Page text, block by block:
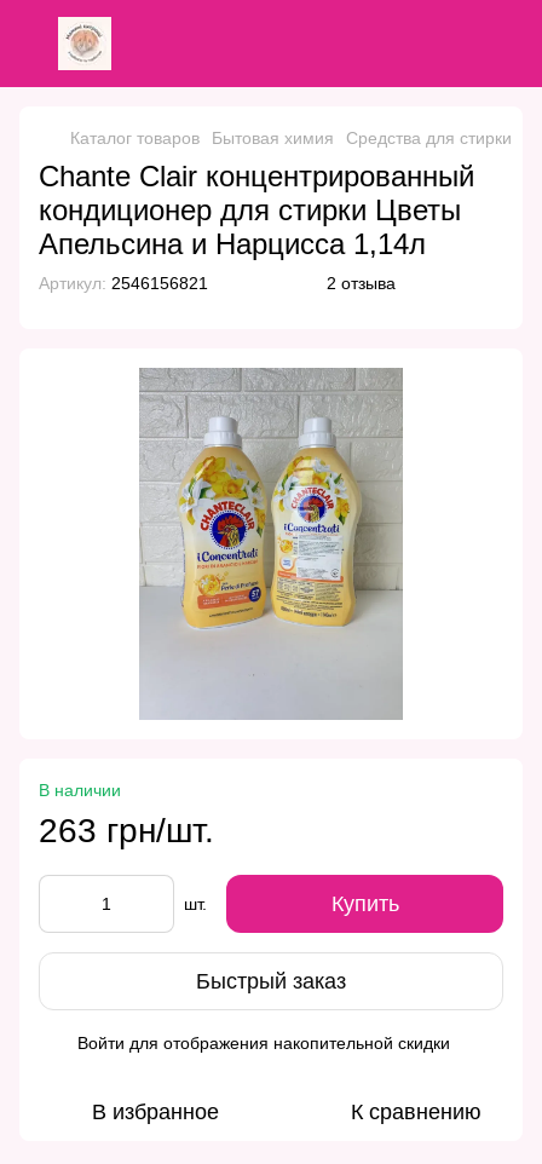
Каталог товаров Бытовая химия Средства для стирки
Сhante Сlair концентрированный
кондиционер для стирки Цветы
Апельсина и Нарцисса 1,14л
Артикул: 2546156821 2 отзыва
В наличии
263 грн/шт.
шт. Купить
Быстрый заказ
Войти для отображения накопительной скидки
В избранное К сравнению